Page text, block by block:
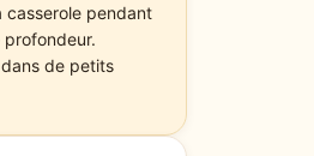
casserole pendant
de petits